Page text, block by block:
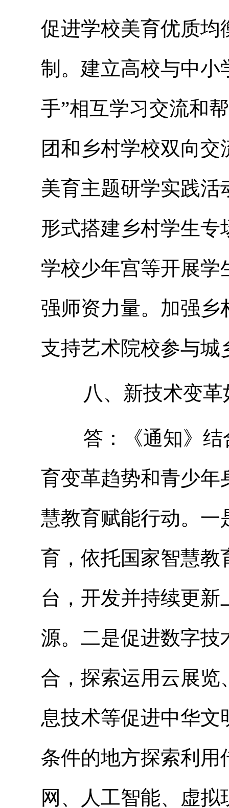
促进学校美育优质均
制。建立高校与中小
手”相互学习交流和
团和乡村学校双向
美育主题研学实践
形式搭建乡村学生
学校少年宫等开展学
强师资力量。加强乡
支持艺术院校参与城
八、新技术变革
答：《通知》结
育变革趋势和青少年
慧教育赋能行动。一
育，依托国家智慧教
台，开发并持续更
源。二是促进数字技
合，探索运用云展览
息技术等促进中华
条件的地方探索利用
网、人工智能、虚